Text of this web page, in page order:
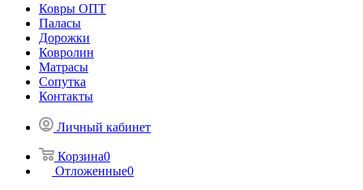
Ковры ОПТ
Паласы
Дорожки
Ковролин
Матрасы
Сопутка
Контакты
Личный кабинет
Корзина0
Отложенные0